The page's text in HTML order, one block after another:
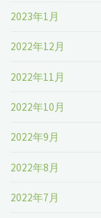
2023年1月
2022年12月
2022年11月
2022年10月
2022年9月
2022年8月
2022年7月